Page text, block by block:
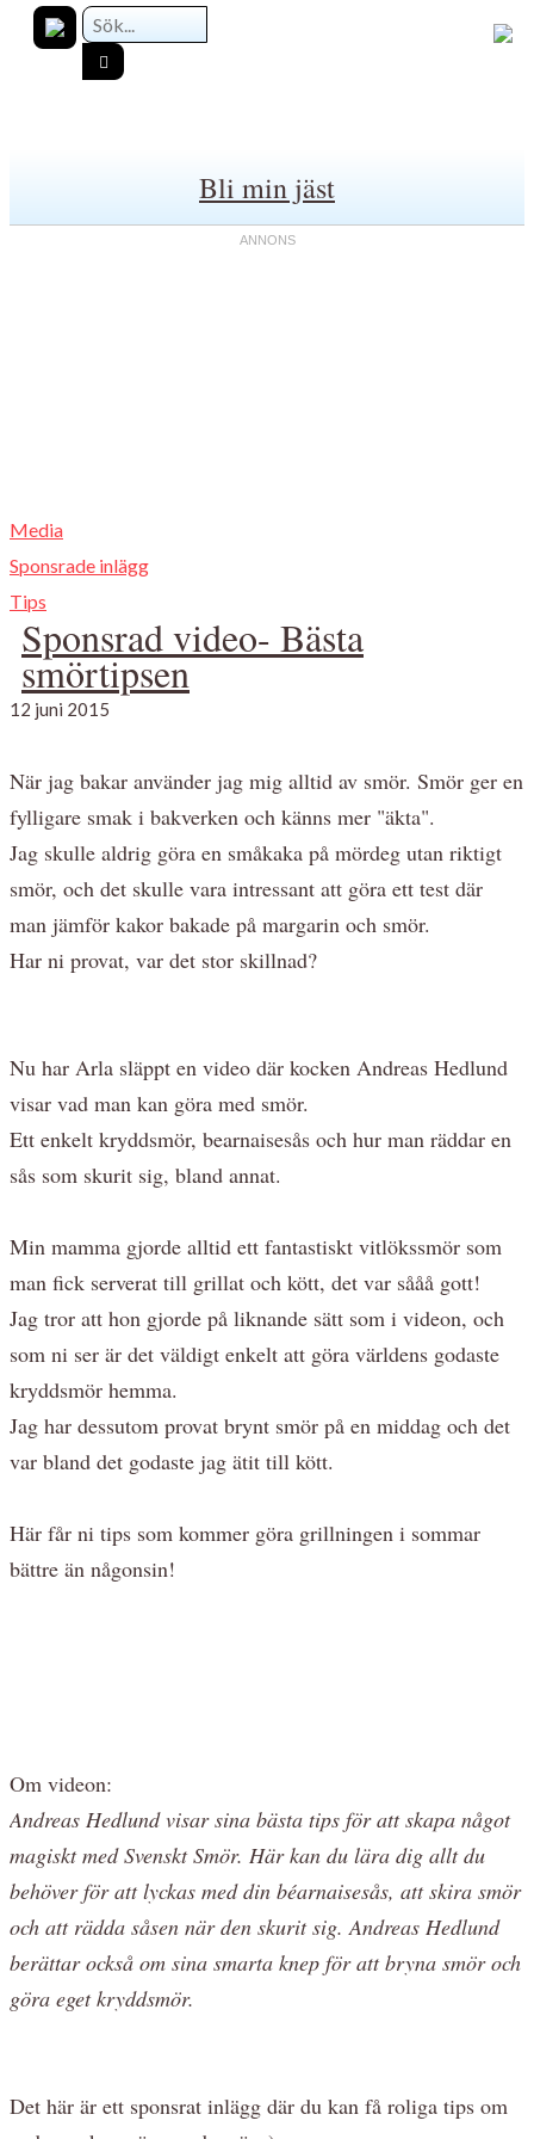
Bli min jäst
Media
Sponsrade inlägg
Tips
Sponsrad video- Bästa
smörtipsen
12 juni 2015
När jag bakar använder jag mig alltid av smör. Smör ger en
fylligare smak i bakverken och känns mer "äkta".
Jag skulle aldrig göra en småkaka på mördeg utan riktigt
smör, och det skulle vara intressant att göra ett test där
man jämför kakor bakade på margarin och smör.
Har ni provat, var det stor skillnad?
Nu har Arla släppt en video där kocken Andreas Hedlund
visar vad man kan göra med smör.
Ett enkelt kryddsmör, bearnaisesås och hur man räddar en
sås som skurit sig, bland annat.
Min mamma gjorde alltid ett fantastiskt vitlökssmör som
man fick serverat till grillat och kött, det var sååå gott!
Jag tror att hon gjorde på liknande sätt som i videon, och
som ni ser är det väldigt enkelt att göra världens godaste
kryddsmör hemma.
Jag har dessutom provat brynt smör på en middag och det
var bland det godaste jag ätit till kött.
Här får ni tips som kommer göra grillningen i sommar
bättre än någonsin!
Om videon:
Andreas Hedlund visar sina bästa tips för att skapa något
magiskt med Svenskt Smör. Här kan du lära dig allt du
behöver för att lyckas med din béarnaisesås, att skira smör
och att rädda såsen när den skurit sig. Andreas Hedlund
berättar också om sina smarta knep för att bryna smör och
göra eget kryddsmör.
Det här är ett sponsrat inlägg där du kan få roliga tips om